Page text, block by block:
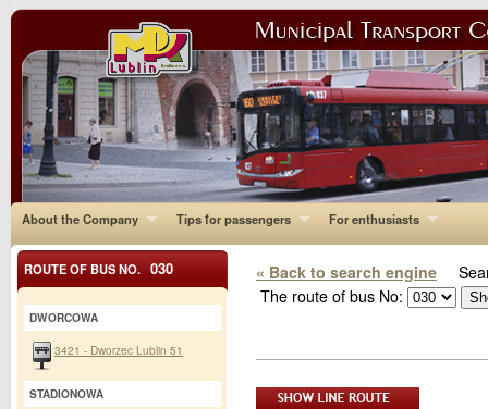
About the Company Tips for passengers For enthusiasts
« Back to search engine
The route of bus No:
ROUTE OF BUS NO. 030
DWORCOWA
3421 - Dworzec Lublin 51
STADIONOWA